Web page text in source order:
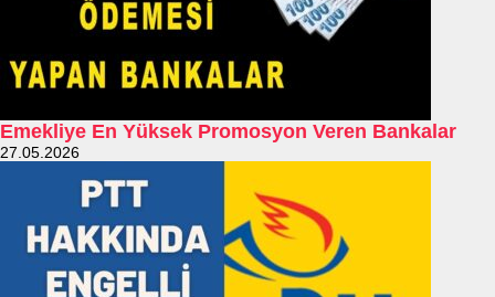
Emekliye En Yüksek Promosyon Veren Bankalar
27.05.2026